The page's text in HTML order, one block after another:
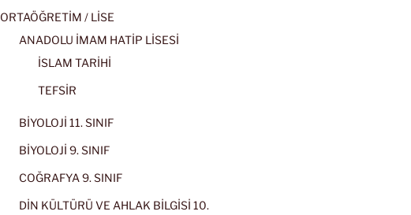
ORTAÖĞRETİM / LİSE
ANADOLU İMAM HATİP LİSESİ
İSLAM TARİHİ
TEFSİR
BİYOLOJİ 11. SINIF
BİYOLOJİ 9. SINIF
COĞRAFYA 9. SINIF
DİN KÜLTÜRÜ VE AHLAK BİLGİSİ 10.